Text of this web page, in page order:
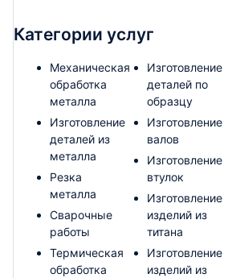
Категории услуг
Механическая
обработка
металла
Изготовление
деталей из
металла
Резка
металла
Сварочные
работы
Термическая
обработка
Изготовление
деталей по
образцу
Изготовление
валов
Изготовление
втулок
Изготовление
изделий из
титана
Изготовление
изделий из